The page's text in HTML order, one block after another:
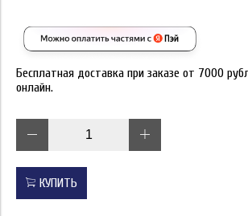
Бесплатная доставка при заказе от 7000
онлайн.
КУПИТЬ